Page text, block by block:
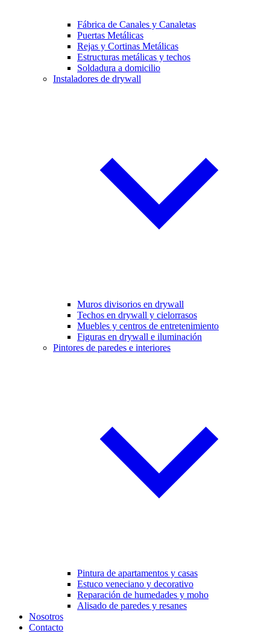
Fábrica de Canales y Canaletas
Puertas Metálicas
Rejas y Cortinas Metálicas
Estructuras metálicas y techos
Soldadura a domicilio
Instaladores de drywall
Muros divisorios en drywall
Techos en drywall y cielorrasos
Muebles y centros de entretenimiento
Figuras en drywall e iluminación
Pintores de paredes e interiores
Pintura de apartamentos y casas
Estuco veneciano y decorativo
Reparación de humedades y moho
Alisado de paredes y resanes
Nosotros
Contacto